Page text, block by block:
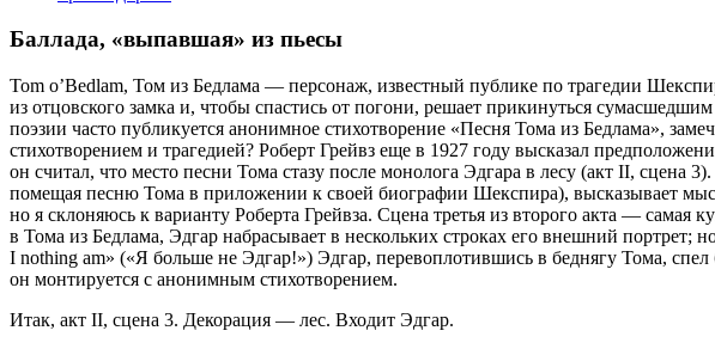
Баллада, «выпавшая» из пьесы
Tom o’Bedlam, Том из Бедлама — персонаж, известный публике по трагедии
из отцовского замка и, чтобы спастись от погони, решает прикинуться
поэзии часто публикуется анонимное стихотворение «Песня Тома из Бедлама»,
стихотворением и трагедией? Роберт Грейвз еще в 1927 году высказал
он считал, что место песни Тома стазу после монолога Эдгара в лесу (акт II,
помещая песню Тома в приложении к своей биографии Шекспира), высказывает
но я склоняюсь к варианту Роберта Грейвза. Сцена третья из второго акта — самая
в Тома из Бедлама, Эдгар набрасывает в нескольких строках его внешний
I nothing am» («Я больше не Эдгар!») Эдгар, перевоплотившись в беднягу Тома,
он монтируется с анонимным стихотворением.
Итак, акт II, сцена 3. Декорация — лес. Входит Эдгар.